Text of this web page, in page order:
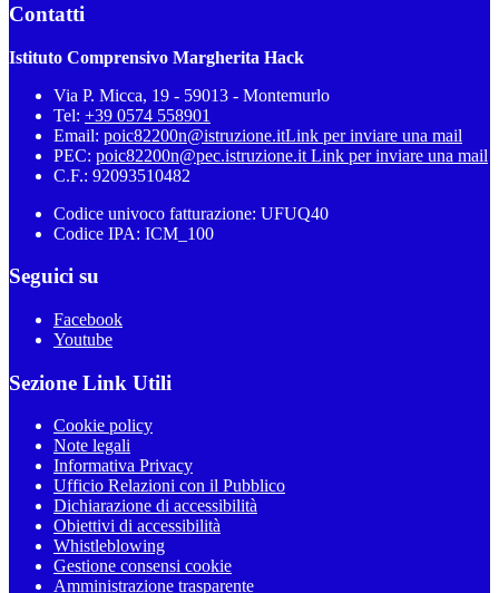
Contatti
Istituto Comprensivo Margherita Hack
Via P. Micca, 19 - 59013 - Montemurlo
Tel: +39 0574 558901
Email: poic82200n@istruzione.itLink per inviare una mail
PEC: poic82200n@pec.istruzione.it Link per inviare una mail
C.F.: 92093510482
Codice univoco fatturazione: UFUQ40
Codice IPA: ICM_100
Seguici su
Facebook
Youtube
Sezione Link Utili
Cookie policy
Note legali
Informativa Privacy
Ufficio Relazioni con il Pubblico
Dichiarazione di accessibilità
Obiettivi di accessibilità
Whistleblowing
Gestione consensi cookie
Amministrazione trasparente